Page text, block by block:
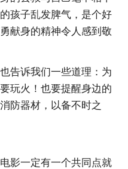
孩子乱发脾气，是个好
献身的精神令人感到敬
告诉我们一些道理：为
玩火！也要提醒身边的
防器材，以备不时之
影一定有一个共同点就